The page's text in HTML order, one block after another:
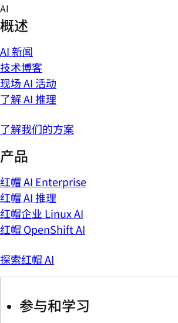
Skip
to
content
AI
概述
AI 新闻
技术博客
现场 AI 活动
了解 AI 推理
了解我们的方案
产品
红帽 AI Enterprise
红帽 AI 推理
红帽企业 Linux AI
红帽 OpenShift AI
探索红帽 AI
参与和学习